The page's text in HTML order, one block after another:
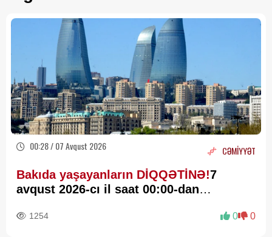
00:28 / 07 Avqust 2026 CƏMİYYƏT
Bakıda yaşayanların DİQQƏTİNƏ!7
avqust 2026-cı il saat 00:00-dan
1254 0 0